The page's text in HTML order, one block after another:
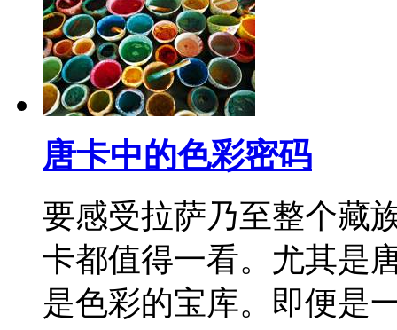
唐卡中的色彩密码
要感受拉萨乃至整个藏
卡都值得一看。尤其是
是色彩的宝库。即便